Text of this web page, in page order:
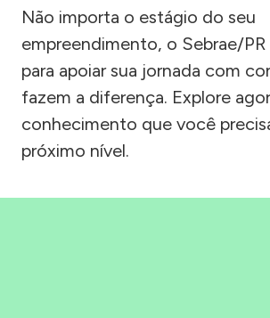
Não importa o estágio do seu
empreendimento, o Sebrae/PR
para apoiar sua jornada com
fazem a diferença. Explore
conhecimento que você
próximo nível.